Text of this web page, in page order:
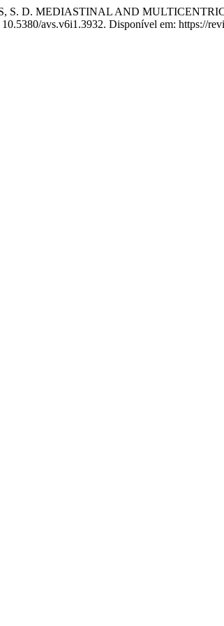
S. D. MEDIASTINAL AND
avs.v6i1.3932. Disponível em: https://